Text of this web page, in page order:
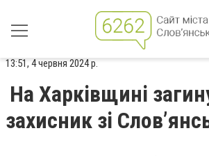
13:51, 4 червня 2024 р.
На Харківщині
захисник зі